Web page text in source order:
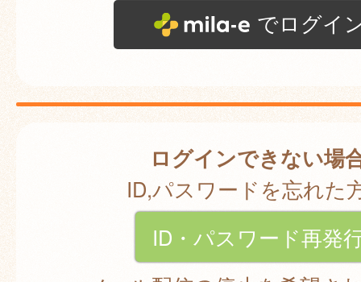
でログイ
ログインできない場
ID,パスワードを忘れた
ID・パスワード再発